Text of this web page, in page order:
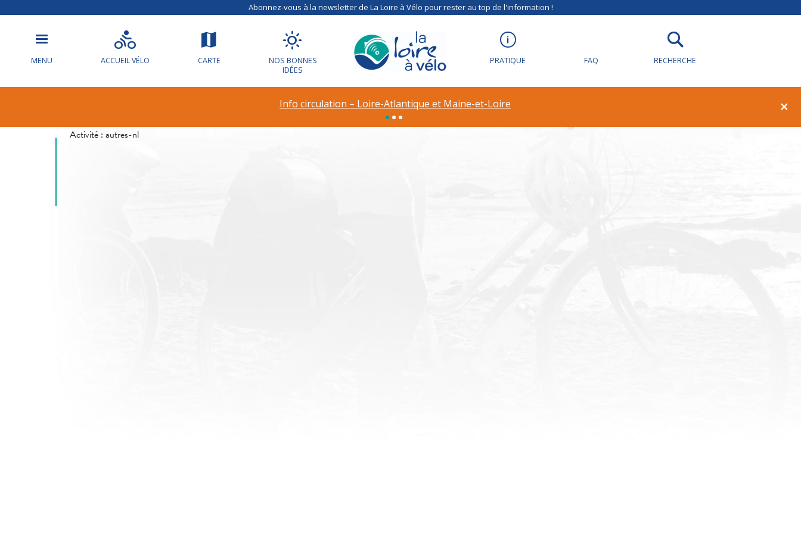
Abonnez-vous à la newsletter de La Loire à Vélo pour rester au top de l'information !
MENU ACCUEIL VÉLO CARTE
NOS BONNES
IDÉES
PRATIQUE FAQ RECHERCHE
×
Info circulation – Loire-Atlantique et Maine-et-Loire
Info circulation – Déviation à Rilly-sur-Loire
Activité : autres-nl